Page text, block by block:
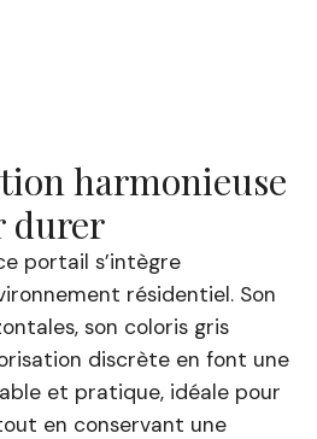
harmonieuse
durer
portail s’intègre
résidentiel. Son
son coloris gris
discrète en font une
et pratique, idéale pour
en conservant une